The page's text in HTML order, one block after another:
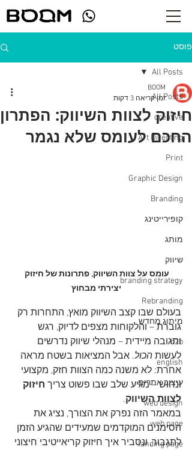
פוסט
All Posts
creative
Art Directing
Print
Graphic Design
Branding
קופירייטינג
מותג
שיווק
branding strategy
Rebranding
מיתוג מחדש
b2b
english
עיצוב אתרים
web design
web page
landing page
All Posts
חיזוק לצוות השיווק: הפתרון
החכם לעומס שלא נגמר
BOOM
זמן קריאה 3 דקות
עומס על צוות השיווק, פתרונות של חיזוק
יצירתי מבחוץ
בעולם שבו קצב השיווק מואץ, התחרות רק
גוברת – והלקוחות מצפים לדיוק, רגש
ותגובה מיידית – מנהלי שיווק נדרשים
לעשות הכול. אבל המציאות בשטח מראה
אחרת: לא משנה כמה הצוות חזק, מקצועי
ונחוש – מגיע שלב שבו פשוט צריך חיזוק
לצוות השיווק.
במאמר הזה נפרק את הצורך, נציג את
הסימנים המוקדמים שמעידים שהגיע הזמן
לתגבור, ונסביר איך חיזוק קריאייטיבי חיצוני